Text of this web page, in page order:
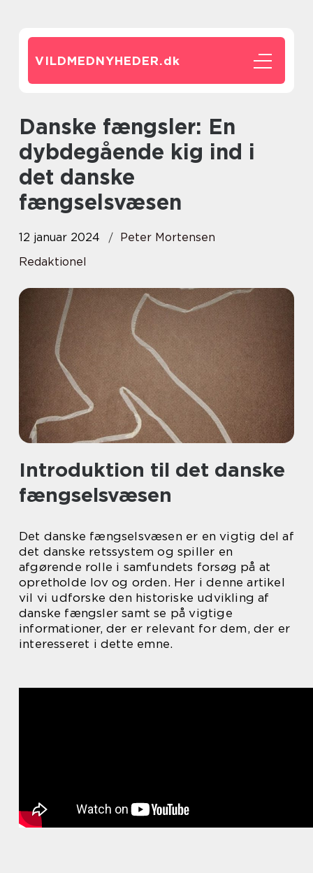
VILDMEDNYHEDER.dk
Danske fængsler: En
dybdegående kig ind i
det danske
fængselsvæsen
12 januar 2024
Peter Mortensen
Redaktionel
Introduktion til det danske
fængselsvæsen
Det danske fængselsvæsen er en vigtig del af
det danske retssystem og spiller en
afgørende rolle i samfundets forsøg på at
opretholde lov og orden. Her i denne artikel
vil vi udforske den historiske udvikling af
danske fængsler samt se på vigtige
informationer, der er relevant for dem, der er
interesseret i dette emne.